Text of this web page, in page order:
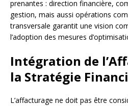
prenantes : direction financière,
gestion, mais aussi opérations
transversale garantit une vision
l’adoption des mesures
Intégration de
la Stratégie
L’affacturage ne doit pas être